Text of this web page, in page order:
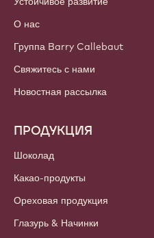
О нас
Группа Barry Callebaut
Свяжитесь с нами
Новостная рассылка
ПРОДУКЦИЯ
Шоколад
Какао-продукты
Ореховая продукция
Глазурь & Начинки